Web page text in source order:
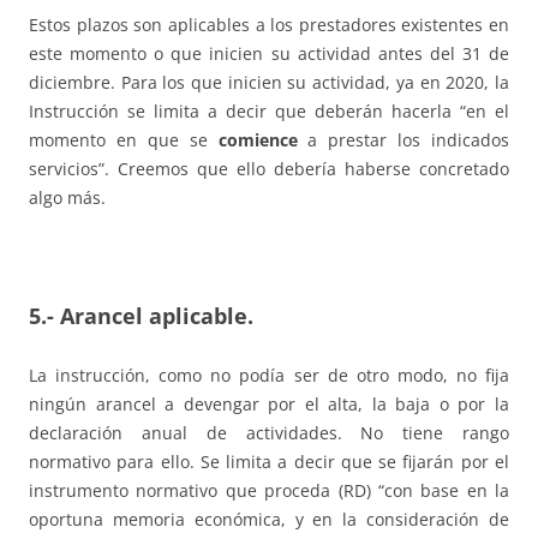
Estos plazos son aplicables a los prestadores existentes en
este momento o que inicien su actividad antes del 31 de
diciembre. Para los que inicien su actividad, ya en 2020, la
Instrucción se limita a decir que deberán hacerla “en el
momento en que se comiencea prestar los indicados
servicios”. Creemos que ello debería haberse concretado
algo más.
5.- Arancel aplicable.
La instrucción, como no podía ser de otro modo, no fija
ningún arancel a devengar por el alta, la baja o por la
declaración anual de actividades. No tiene rango
normativo para ello. Se limita a decir que se fijarán por el
instrumento normativo que proceda (RD) “con base en la
oportuna memoria económica, y en la consideración de